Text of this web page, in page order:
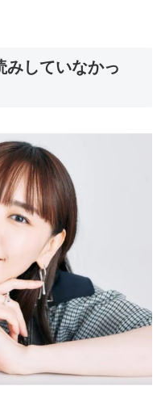
みしていなかっ